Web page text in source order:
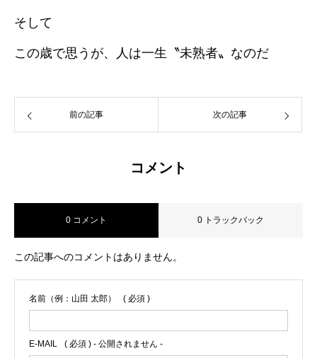
そして
この歳で思うが、人は一生〝未熟者〟なのだ
前の記事 次の記事
コメント
0 コメント 0 トラックバック
この記事へのコメントはありません。
名前（例：山田 太郎） ( 必須 )
E-MAIL ( 必須 ) - 公開されません -